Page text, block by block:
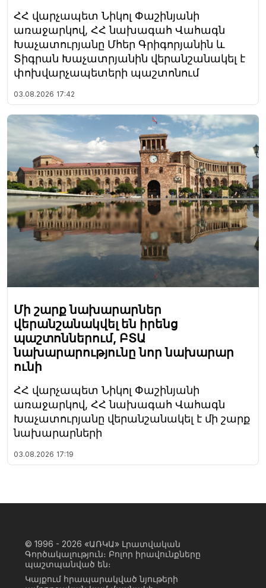
ՀՀ վարչապետ Նիկոլ Փաշինյանի
առաջարկով, ՀՀ նախագահ Վահագն
Խաչատուրյանը Մհեր Գրիգորյանին և
Տիգրան Խաչատրյանին վերանշանակել է
փոխվարչապետերի պաշտոնում
03.08.2026 17:42
Մի շարք նախարարներ
վերանշանակվել են իրենց
պաշտոններում, ԲՏԱ
նախարարությունը նոր նախարար
ունի
ՀՀ վարչապետ Նիկոլ Փաշինյանի
առաջարկով, ՀՀ նախագահ Վահագն
Խաչատուրյանը վերանշանակել է մի շարք
նախարարների
03.08.2026 17:19
© 1996 - 2026 «ԱՌԿԱ» Լրատվական
Գործակալություն։ Բոլոր իրավունքները
պաշտպանված են։
Կայքում հրապարակված նյութերի